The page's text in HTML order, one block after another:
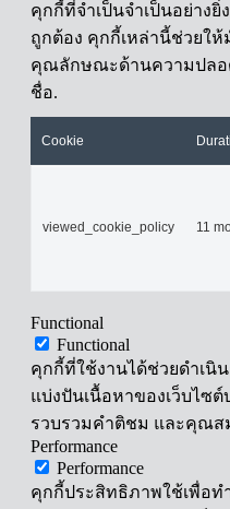
คุกกี้ที่จำเป็นจำเป็นอย่างยิ่
ถูกต้อง คุกกี้เหล่านี้ช่วยใ
คุณลักษณะด้านความปลอ
ชื่อ.
Cookie
viewed_cookie_policy 11
Functional
Functional
คุกกี้ที่ใช้งานได้ช่วยดำเนิ
แบ่งปันเนื้อหาของเว็บไซ
รวบรวมคำติชม และคุณ
Performance
Performance
คุกกี้ประสิทธิภาพใช้เพื่อท